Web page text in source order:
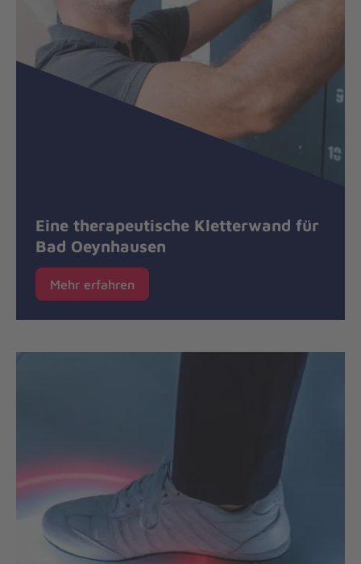
Eine therapeutische Kletterwand für
Bad Oeynhausen
Mehr erfahren